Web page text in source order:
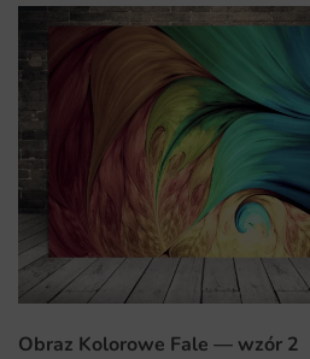
co pozwala na idealne
Dzięki temu możesz wybrać
który stanie się dominującym
jak i mniejszy, który wkomponuje
plakatów. Montaż plakatu jest
wymaga specjalistycznych
kroków, aby cieszyć się nową
Dzięki intuicyjnym instrukcjom
zadaniem.
Obraz Kolorowe Fale — wzór 2